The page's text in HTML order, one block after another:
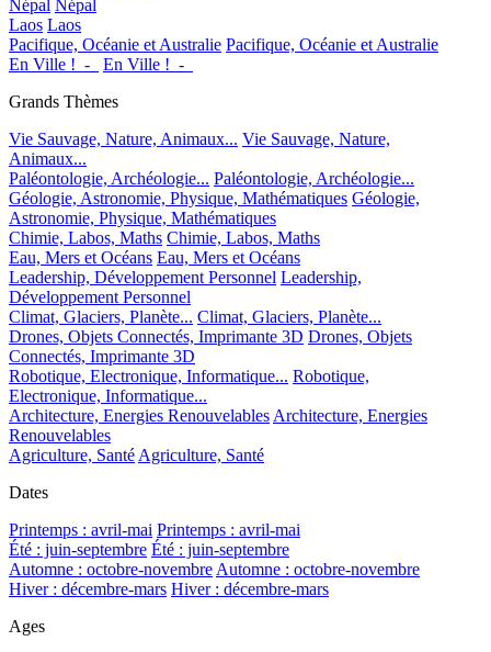
Népal Népal
Laos Laos
Pacifique, Océanie et Australie Pacifique, Océanie et Australie
En Ville !_-_
En Ville !_-_
Grands Thèmes
Vie Sauvage, Nature, Animaux... Vie Sauvage, Nature,
Animaux...
Paléontologie, Archéologie... Paléontologie, Archéologie...
Géologie, Astronomie, Physique, Mathématiques Géologie,
Astronomie, Physique, Mathématiques
Chimie, Labos, Maths Chimie, Labos, Maths
Eau, Mers et Océans Eau, Mers et Océans
Leadership, Développement Personnel Leadership,
Développement Personnel
Climat, Glaciers, Planète... Climat, Glaciers, Planète...
Drones, Objets Connectés, Imprimante 3D Drones, Objets
Connectés, Imprimante 3D
Robotique, Electronique, Informatique... Robotique,
Electronique, Informatique...
Architecture, Energies Renouvelables Architecture, Energies
Renouvelables
Agriculture, Santé Agriculture, Santé
Dates
Printemps : avril-mai Printemps : avril-mai
Été : juin-septembre Été : juin-septembre
Automne : octobre-novembre Automne : octobre-novembre
Hiver : décembre-mars Hiver : décembre-mars
Ages